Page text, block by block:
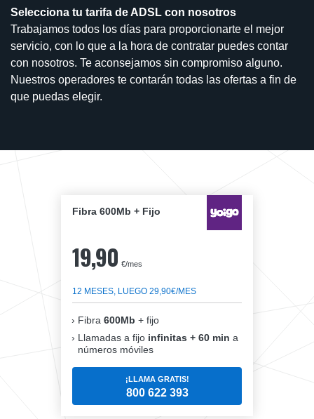
Selecciona tu tarifa de ADSL con nosotros
Trabajamos todos los días para proporcionarte el mejor
servicio, con lo que a la hora de contratar puedes contar
con nosotros. Te aconsejamos sin compromiso alguno.
Nuestros operadores te contarán todas las ofertas a fin de
que puedas elegir.
Fibra 600Mb + Fijo
19,90 €/mes
12 MESES, LUEGO 29,90€/MES
Fibra 600Mb + fijo
Llamadas a fijo infinitas + 60 min a
números móviles
¡LLAMA GRATIS!
800 622 393